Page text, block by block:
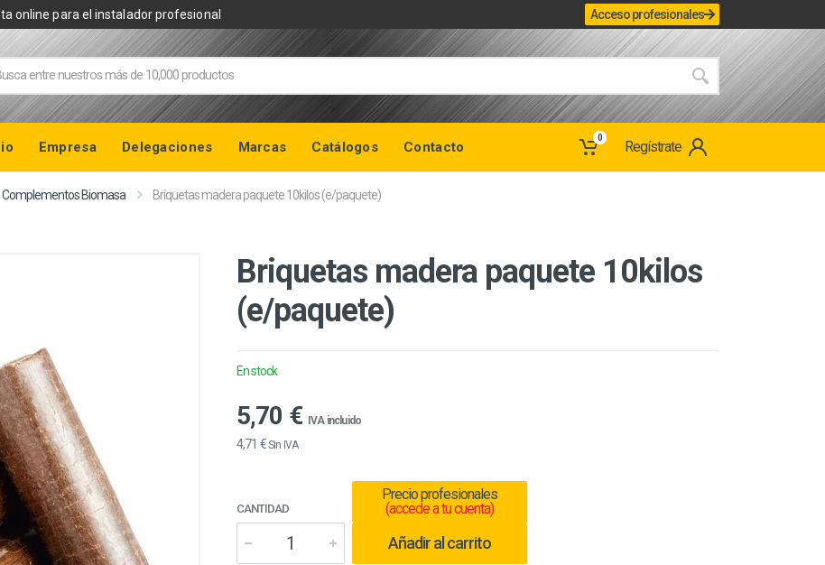
online para el instalador profesional Acceso profesionales
Empresa Delegaciones Marcas Catálogos Contacto
0
Regístrate
Complementos Biomasa Briquetas madera paquete 10kilos (e/paquete)
Briquetas madera paquete 10kilos
(e/paquete)
En stock
5,70 € IVA incluido
4,71 €Sin IVA
CANTIDAD
Precio profesionales
(accede a tu cuenta)
Añadir al carrito